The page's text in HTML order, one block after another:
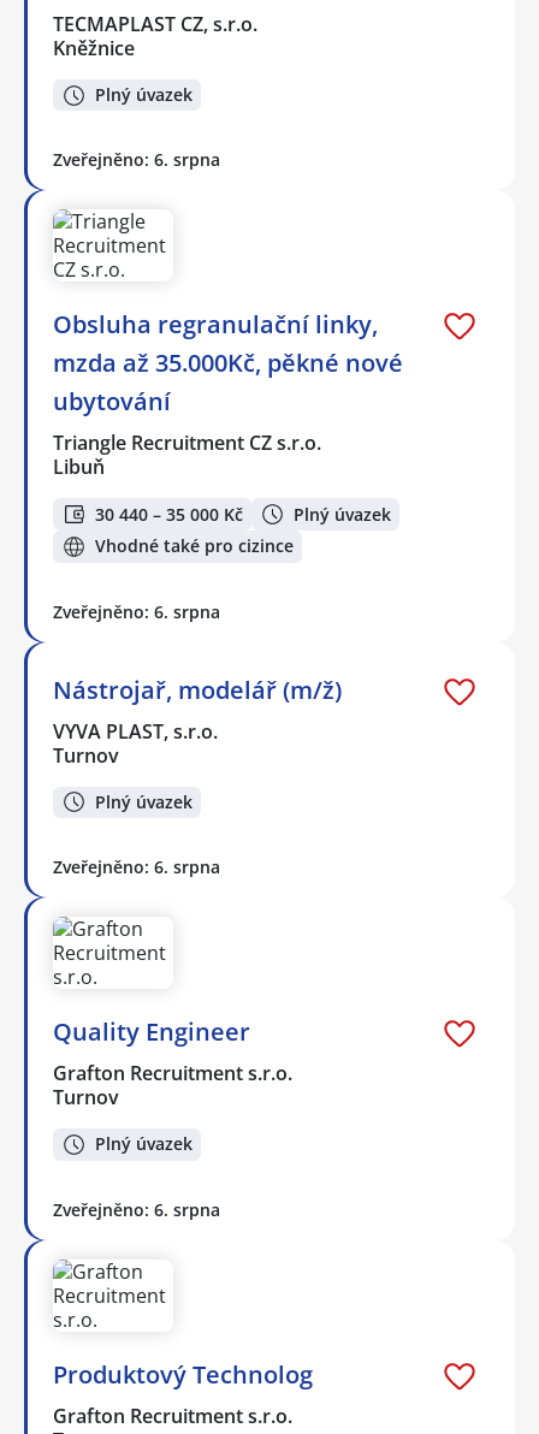
TECMAPLAST CZ, s.r.o.
Kněžnice
Plný úvazek
Zveřejněno: 6. srpna
Obsluha regranulační linky,
mzda až 35.000Kč, pěkné nové
ubytování
Triangle Recruitment CZ s.r.o.
Libuň
30 440 – 35 000 Kč
Plný úvazek
Vhodné také pro cizince
Zveřejněno: 6. srpna
Nástrojař, modelář (m/ž)
VYVA PLAST, s.r.o.
Turnov
Plný úvazek
Zveřejněno: 6. srpna
Quality Engineer
Grafton Recruitment s.r.o.
Turnov
Plný úvazek
Zveřejněno: 6. srpna
Produktový Technolog
Grafton Recruitment s.r.o.